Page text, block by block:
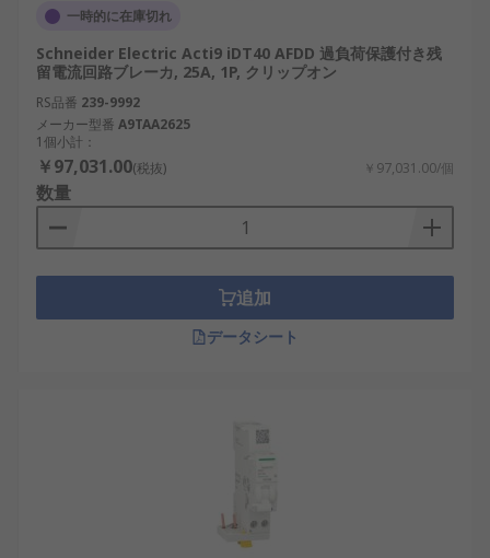
一時的に在庫切れ
Schneider Electric Acti9 iDT40 AFDD 過負荷保護付き残
留電流回路ブレーカ, 25A, 1P, クリップオン
RS品番 239-9992
メーカー型番 A9TAA2625
1個小計：
￥97,031.00(税抜) ￥97,031.00/個
数量
追加
データシート